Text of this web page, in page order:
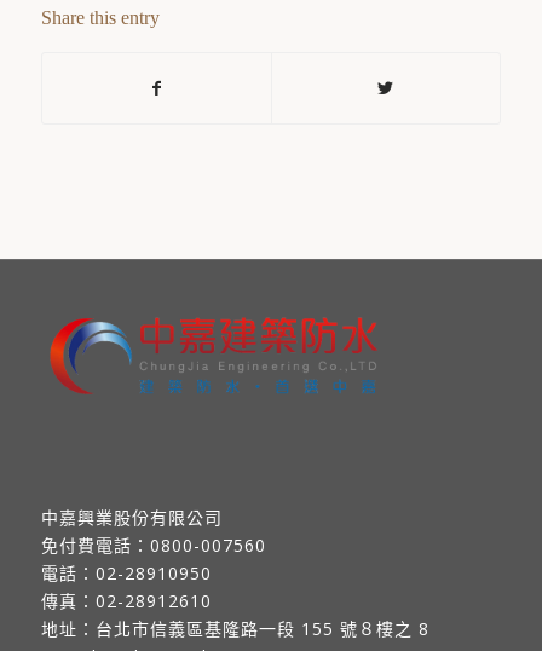
Share this entry
中嘉興業股份有限公司
免付費電話： 0800-007560
電話： 02-28910950
傳真： 02-28912610
地址： 台北市信義區基隆路一段 155 號８樓之 8